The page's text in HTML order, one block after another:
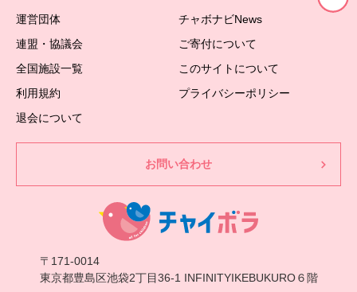
運営団体
チャボナビNews
連盟・協議会
ご寄付について
全国施設一覧
このサイトについて
利用規約
プライバシーポリシー
退会について
お問い合わせ
〒171-0014
東京都豊島区池袋2丁目36-1 INFINITYIKEBUKURO６階